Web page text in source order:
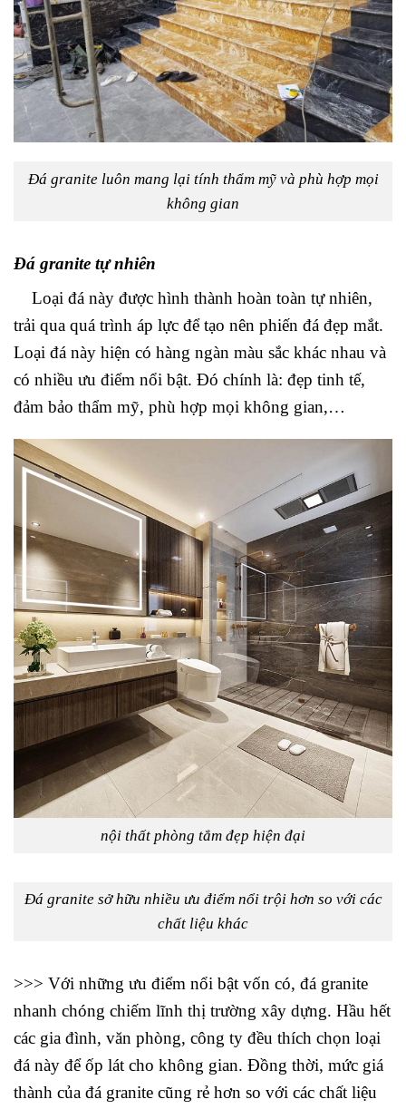
Đá granite luôn mang lại tính thẩm mỹ và phù hợp mọi
không gian
Đá granite tự nhiên
Loại đá này được hình thành hoàn toàn tự nhiên,
trải qua quá trình áp lực để tạo nên phiến đá đẹp mắt.
Loại đá này hiện có hàng ngàn màu sắc khác nhau và
có nhiều ưu điểm nổi bật. Đó chính là: đẹp tinh tế,
đảm bảo thẩm mỹ, phù hợp mọi không gian,…
nội thất phòng tắm đẹp hiện đại
Đá granite sở hữu nhiều ưu điểm nổi trội hơn so với các
chất liệu khác
>>> Với những ưu điểm nổi bật vốn có, đá granite
nhanh chóng chiếm lĩnh thị trường xây dựng. Hầu hết
các gia đình, văn phòng, công ty đều thích chọn loại
đá này để ốp lát cho không gian. Đồng thời, mức giá
thành của đá granite cũng rẻ hơn so với các chất liệu